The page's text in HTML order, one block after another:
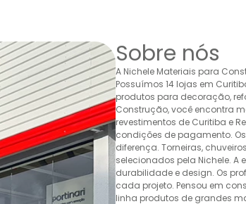
Sobre nós
A Nichele Materiais para
Possuímos 14 lojas em
produtos para decoração,
Construção, você encontra
revestimentos de Curitiba e
condições de pagamento.
diferença. Torneiras,
selecionados pela Nichele.
durabilidade e design. Os
cada projeto. Pensou em
linha produtos de grandes